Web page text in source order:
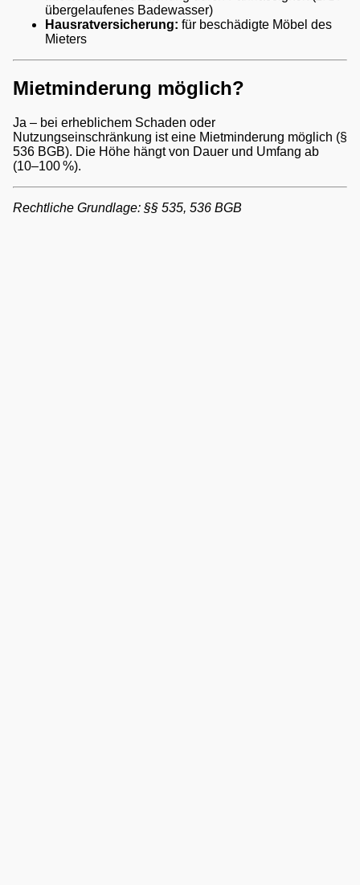
übergelaufenes Badewasser)
Hausratversicherung: für beschädigte Möbel des
Mieters
Mietminderung möglich?
Ja – bei erheblichem Schaden oder
Nutzungseinschränkung ist eine Mietminderung möglich (§
536 BGB). Die Höhe hängt von Dauer und Umfang ab
(10–100 %).
Rechtliche Grundlage: §§ 535, 536 BGB